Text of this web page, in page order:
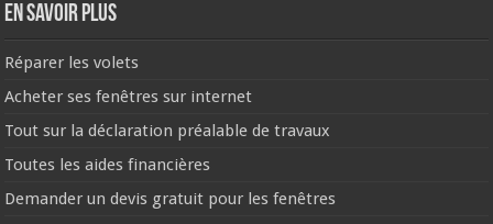
En savoir plus
Réparer les volets
Acheter ses fenêtres sur internet
Tout sur la déclaration préalable de travaux
Toutes les aides financières
Demander un devis gratuit pour les fenêtres